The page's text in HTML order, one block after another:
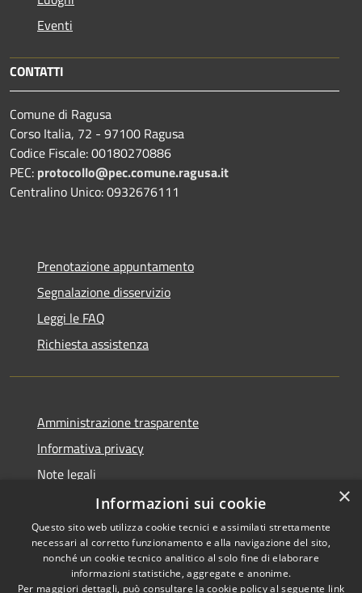
Eventi
CONTATTI
Comune di Ragusa
Corso Italia, 72 - 97100 Ragusa
Codice Fiscale: 00180270886
PEC: protocollo@pec.comune.ragusa.it
Centralino Unico: 0932676111
Prenotazione appuntamento
Segnalazione disservizio
Leggi le FAQ
Richiesta assistenza
Amministrazione trasparente
Informativa privacy
Note legali
Dichiarazione di accessibilità
RSS
Copyright © 2026 • Town of
×
Informazioni sui cookie
Questo sito web utilizza cookie tecnici e assimilati strettamente
necessari al corretto funzionamento e alla navigazione del sito,
nonché un cookie tecnico analitico al solo fine di elaborare
informazioni statistiche, aggregate e anonime.
Per maggiori dettagli, può consultare la cookie policy al seguente link